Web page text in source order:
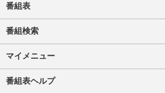
番組表
番組検索
マイメニュー
番組表ヘルプ